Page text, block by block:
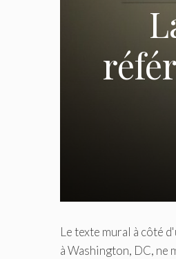
Le texte mural à côté
à Washington, DC, ne